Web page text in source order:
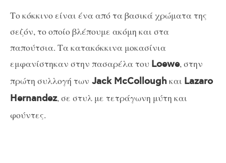
Το κόκκινο είναι ένα από τα βασικά χρώματα της
σεζόν, το οποίο βλέπουμε ακόμη και στα
παπούτσια. Τα κατακόκκινα μοκασίνια
εμφανίστηκαν στην πασαρέλα του Loewe, στην
πρώτη συλλογή των Jack McColloughκαι Lazaro
Hernandez, σε στυλ με τετράγωνη μύτη και
φούντες.